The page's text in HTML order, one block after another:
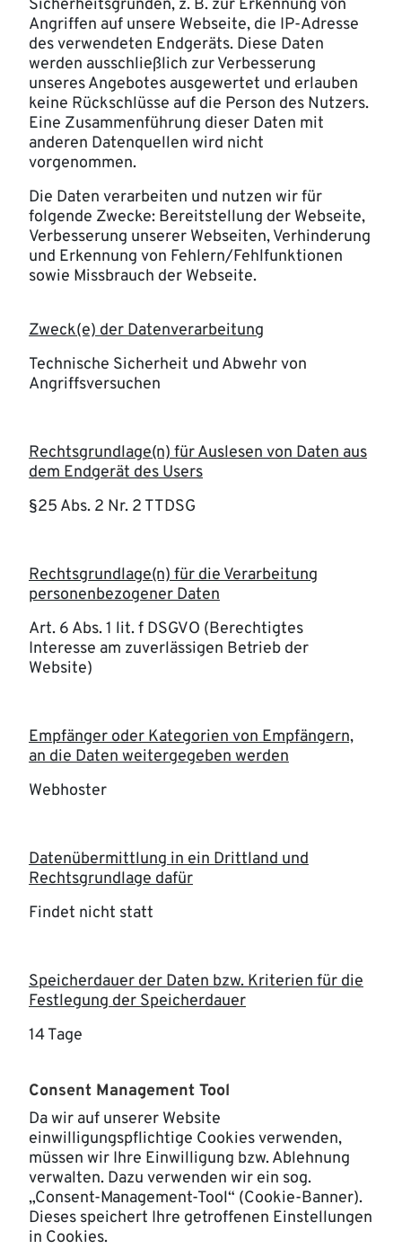
Sicherheitsgründen, z. B. zur Erkennung von
Angriffen auf unsere Webseite, die IP-Adresse
des verwendeten Endgeräts. Diese Daten
werden ausschließlich zur Verbesserung
unseres Angebotes ausgewertet und erlauben
keine Rückschlüsse auf die Person des Nutzers.
Eine Zusammenführung dieser Daten mit
anderen Datenquellen wird nicht
vorgenommen.
Die Daten verarbeiten und nutzen wir für
folgende Zwecke: Bereitstellung der Webseite,
Verbesserung unserer Webseiten, Verhinderung
und Erkennung von Fehlern/Fehlfunktionen
sowie Missbrauch der Webseite.
Zweck(e) der Datenverarbeitung
Technische Sicherheit und Abwehr von
Angriffsversuchen
Rechtsgrundlage(n) für Auslesen von Daten aus
dem Endgerät des Users
§25 Abs. 2 Nr. 2 TTDSG
Rechtsgrundlage(n) für die Verarbeitung
personenbezogener Daten
Art. 6 Abs. 1 lit. f DSGVO (Berechtigtes
Interesse am zuverlässigen Betrieb der
Website)
Empfänger oder Kategorien von Empfängern,
an die Daten weitergegeben werden
Webhoster
Datenübermittlung in ein Drittland und
Rechtsgrundlage dafür
Findet nicht statt
Speicherdauer der Daten bzw. Kriterien für die
Festlegung der Speicherdauer
14 Tage
Consent Management Tool
Da wir auf unserer Website
einwilligungspflichtige Cookies verwenden,
müssen wir Ihre Einwilligung bzw. Ablehnung
verwalten. Dazu verwenden wir ein sog.
„Consent-Management-Tool“ (Cookie-Banner).
Dieses speichert Ihre getroffenen Einstellungen
in Cookies.